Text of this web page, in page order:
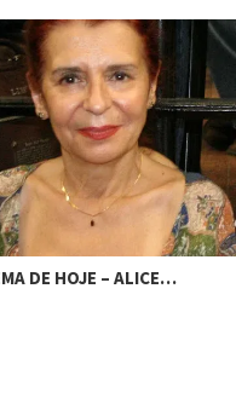
POEMA DE HOJE – NATÁLIA…